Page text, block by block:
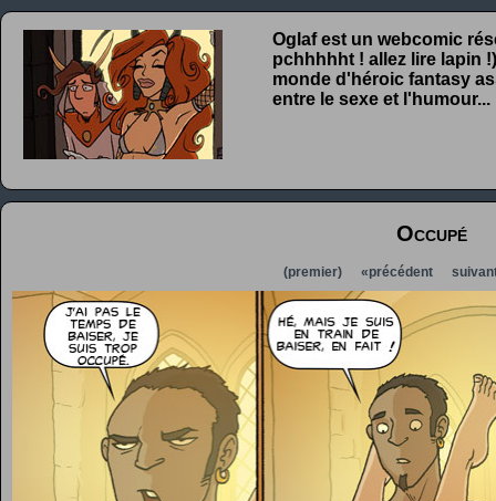
Oglaf est un webcomic
pchhhhht ! allez lire lapin
monde d'héroic fantasy
entre le sexe et l'humour...
Occupé
(premier) «précédent